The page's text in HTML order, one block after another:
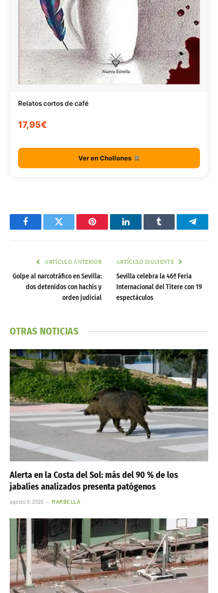
Relatos cortos de café
17,95€
Ver en Chollones
FacebookTwitter Pinterest LinkedInTumblr
ARTÍCULO ANTERIOR
Golpe al narcotráfico en Sevilla:
dos detenidos con hachís y
orden judicial
ARTÍCULO SIGUIENTE
Sevilla celebra la 46ª Feria
Internacional del Títere con 19
espectáculos
OTRAS NOTICIAS
Alerta en la Costa del Sol: más del 90 % de los
jabalíes analizados presenta patógenos
agosto 9, 2026 MARBELLA